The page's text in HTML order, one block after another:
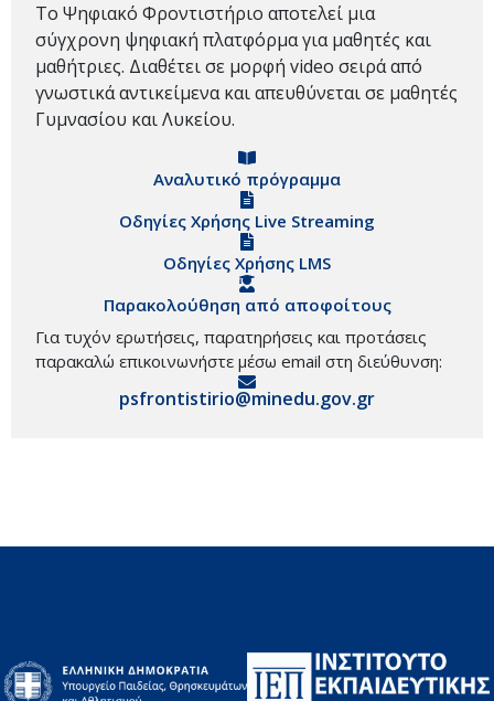
Το Ψηφιακό Φροντιστήριο αποτελεί μια
σύγχρονη ψηφιακή πλατφόρμα για μαθητές και
μαθήτριες. Διαθέτει σε μορφή video σειρά από
γνωστικά αντικείμενα και απευθύνεται σε μαθητές
Γυμνασίου και Λυκείου.
Αναλυτικό πρόγραμμα
Οδηγίες Χρήσης Live Streaming
Οδηγίες Χρήσης LMS
Παρακολούθηση από αποφοίτους
Για τυχόν ερωτήσεις, παρατηρήσεις και προτάσεις
παρακαλώ επικοινωνήστε μέσω email στη διεύθυνση:
psfrontistirio@minedu.gov.gr